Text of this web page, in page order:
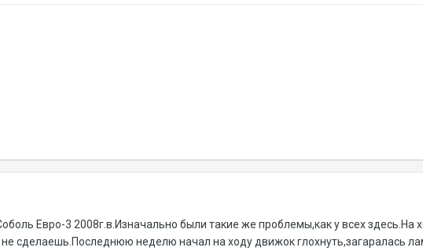
Евро-3 2008г.в.Изначально были такие же проблемы,как у всех здесь.На
сделаешь.Последнюю неделю начал на ходу движок глохнуть,загаралась